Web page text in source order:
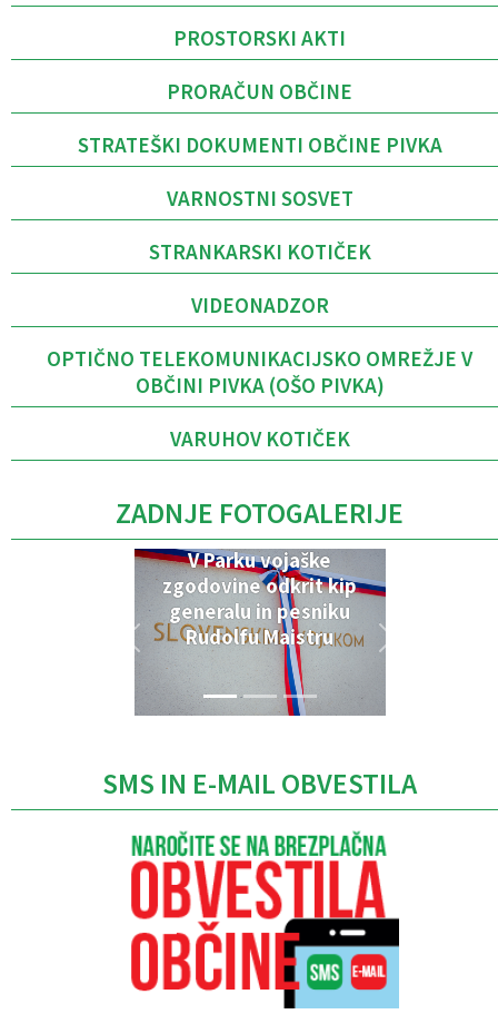
PROSTORSKI AKTI
PRORAČUN OBČINE
STRATEŠKI DOKUMENTI OBČINE PIVKA
VARNOSTNI SOSVET
STRANKARSKI KOTIČEK
VIDEONADZOR
OPTIČNO TELEKOMUNIKACIJSKO OMREŽJE V
OBČINI PIVKA (OŠO PIVKA)
VARUHOV KOTIČEK
ZADNJE FOTOGALERIJE
V Parku vojaške
zgodovine odkrit kip
generalu in pesniku
Rudolfu Maistru
SMS IN E-MAIL OBVESTILA